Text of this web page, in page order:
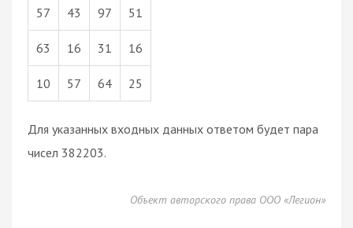
57 43 97 51
63 16 31 16
10 57 64 25
Для указанных входных данных ответом будет пара
чисел 382203.
Объект авторского права ООО «Легион»